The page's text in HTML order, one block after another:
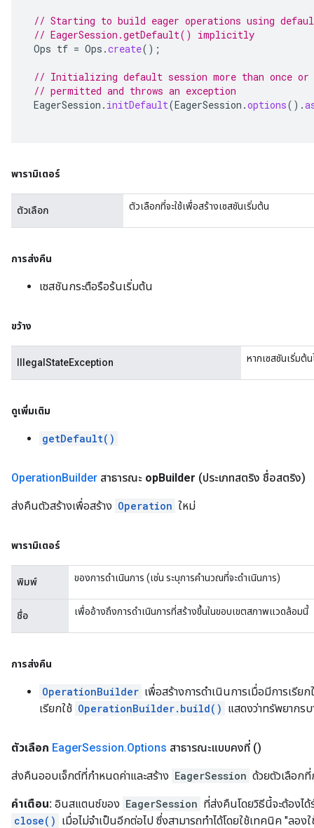
// Starting to build eager operations using
// EagerSession.getDefault() implicitly
Ops tf = Ops .create();
// Initializing default session more than once
// permitted and throws an exception
EagerSession . initDefault(EagerSession .options().
พารามิเตอร์
ตัวเลือก ตัวเลือกที่จะใช้เพื่อสร้างเซสชันเริ่มต้น
การส่งคืน
เซสชันกระตือรือร้นเริ่มต้น
ขว้าง
IllegalStateException หากเซสชันเริ่มต้
ดูเพิ่มเติม
getDefault()
OperationBuilder สาธารณะ opBuilder (ประเภทสตริง ชื่อสตริง)
ส่งคืนตัวสร้างเพื่อสร้าง Operation ใหม่
พารามิเตอร์
พิมพ์ ของการดำเนินการ (เช่น ระบุการคำนวณที่จะดำเนินการ)
ชื่อ เพื่ออ้างถึงการดำเนินการที่สร้างขึ้นในขอบเขตสภาพแวดล้อมนี้
การส่งคืน
OperationBuilder เพื่อสร้างการดำเนินการเมื่อมีการเรีย
เรียกใช้ OperationBuilder.build() แสดงว่าทรัพยากรบ
ตัวเลือก EagerSession.Options สาธารณะแบบคงที่ ()
ส่งคืนออบเจ็กต์ที่กำหนดค่าและสร้าง EagerSession ด้วยตัวเลือก
คำเตือน: อินสแตนซ์ของ EagerSession ที่ส่งคืนโดยวิธีนี้จะต้องไ
close() เมื่อไม่จำเป็นอีกต่อไป ซึ่งสามารถทำได้โดยใช้เทคนิค "ลอง